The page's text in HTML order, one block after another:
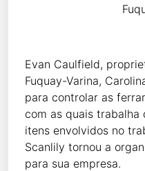
Evan Caulfield,
Fuquay-Varina,
para controlar as
com as quais trabalha
itens envolvidos no
Scanlily tornou a
para sua empresa.